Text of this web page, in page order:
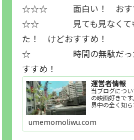
☆☆☆ 面白い！ おすす
☆☆ 見ても見なくても
た！ けどおすすめ！
☆ 時間の無駄だった
すすめ！
運営者情報
当ブログにつ
の映画好きで
界中の全く知
世界知らない
好きで映画を
見られれば幸
umemomoliwu.com